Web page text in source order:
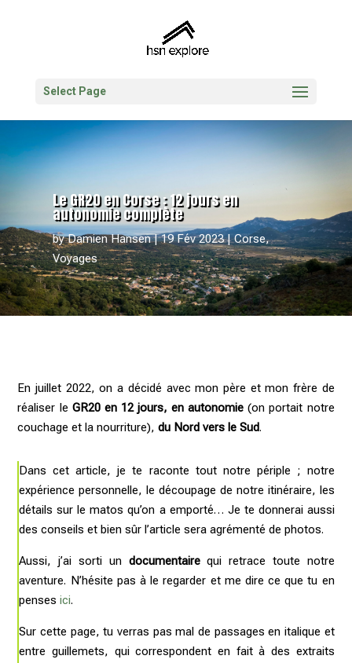
Select Page
Le GR20 en Corse : 12 jours en
autonomie complète
byDamien Hansen 19 Fév 2023 Corse,
Voyages
En juillet 2022, on a décidé avec mon père et mon frère de
réaliser le GR20 en 12 jours, en autonomie (on portait notre
couchage et la nourriture),du Nord vers le Sud.
Dans cet article, je te raconte tout notre périple ; notre
expérience personnelle, le découpage de notre itinéraire, les
détails sur le matos qu’on a emporté… Je te donnerai aussi
des conseils et bien sûr l’article sera agrémenté de photos.
Aussi, j’ai sorti un documentairequi retrace toute notre
aventure. N’hésite pas à le regarder et me dire ce que tu en
pensesici.
Sur cette page, tu verras pas mal de passages en italique et
entre guillemets, qui correspondent en fait à des extraits